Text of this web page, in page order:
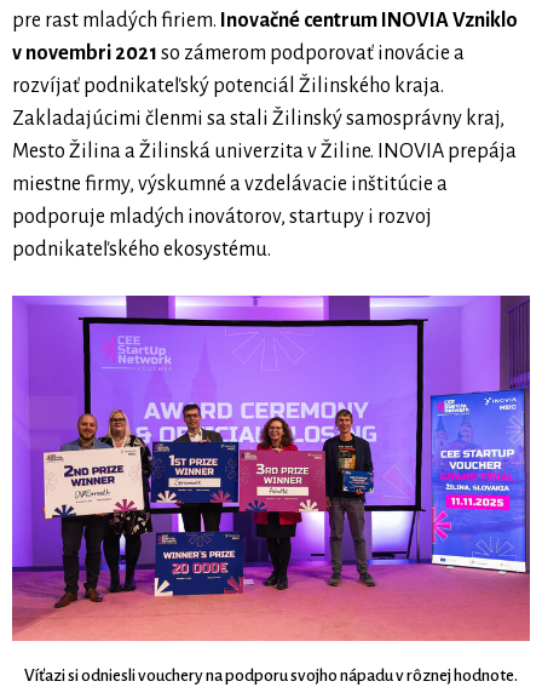
pre rast mladých firiem. Inovačné centrum INOVIA Vzniklo
v novembri 2021 so zámerom podporovať inovácie a
rozvíjať podnikateľský potenciál Žilinského kraja.
Zakladajúcimi členmi sa stali Žilinský samosprávny kraj,
Mesto Žilina a Žilinská univerzita v Žiline. INOVIA prepája
miestne firmy, výskumné a vzdelávacie inštitúcie a
podporuje mladých inovátorov, startupy i rozvoj
podnikateľského ekosystému.
Víťazi si odniesli vouchery na podporu svojho nápadu v rôznej hodnote.